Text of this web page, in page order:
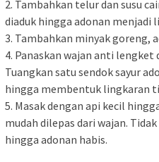
2. Tambahkan telur dan susu
diaduk hingga adonan menjadi
3. Tambahkan minyak goreng,
4. Panaskan wajan anti lengket
Tuangkan satu sendok sayur
hingga membentuk lingkaran
5. Masak dengan api kecil
mudah dilepas dari wajan.
hingga adonan habis.